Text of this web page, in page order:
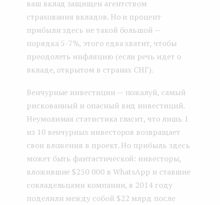
ваш вклад защищен агентством
страхования вкладов. Но и процент
прибыли здесь не такой большой —
порядка 5-7%, этого едва хватит, чтобы
преодолеть инфляцию (если речь идет о
вкладе, открытом в странах СНГ).
Венчурные инвестиции — пожалуй, самый
рискованный и опасный вид инвестиций.
Неумолимая статистика гласит, что лишь 1
из 10 венчурных инвесторов возвращает
свои вложения в проект. Но прибыль здесь
может быть фантастической: инвесторы,
вложившие $250 000 в WhatsApp и ставшие
совладельцами компании, в 2014 году
поделили между собой $22 млрд после